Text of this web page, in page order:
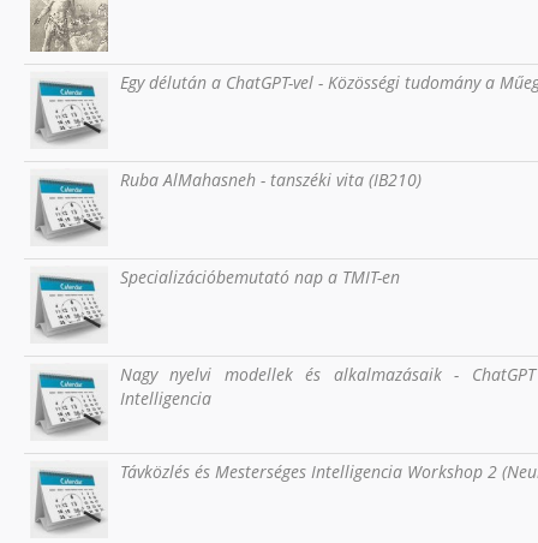
Egy délután a ChatGPT-vel - Közösségi tudomány a
Ruba AlMahasneh - tanszéki vita (IB210)
Specializációbemutató nap a TMIT-en
Nagy nyelvi modellek és alkalmazásaik -
Intelligencia
Távközlés és Mesterséges Intelligencia Workshop 2